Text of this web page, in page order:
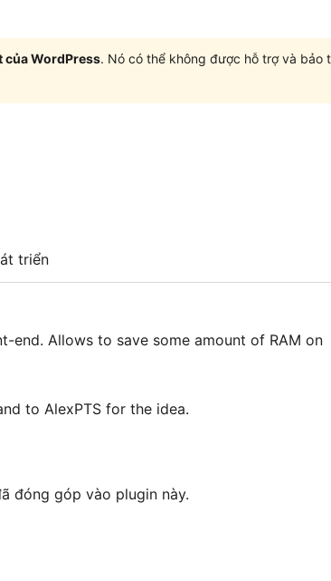
của WordPress. Nó có thể không được hỗ trợ và bảo
triển
end. Allows to save some amount of RAM on
to AlexPTS for the idea.
đóng góp vào plugin này.